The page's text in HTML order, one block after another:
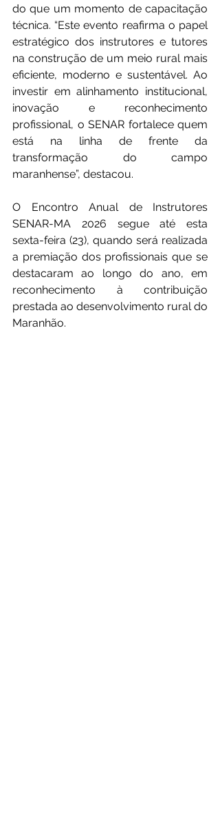
do que um momento de capacitação
técnica. “Este evento reafirma o papel
estratégico dos instrutores e tutores
na construção de um meio rural mais
eficiente, moderno e sustentável. Ao
investir em alinhamento institucional,
inovação e reconhecimento
profissional, o SENAR fortalece quem
está na linha de frente da
transformação do campo
maranhense”, destacou.
O Encontro Anual de Instrutores
SENAR-MA 2026 segue até esta
sexta-feira (23), quando será realizada
a premiação dos profissionais que se
destacaram ao longo do ano, em
reconhecimento à contribuição
prestada ao desenvolvimento rural do
Maranhão.